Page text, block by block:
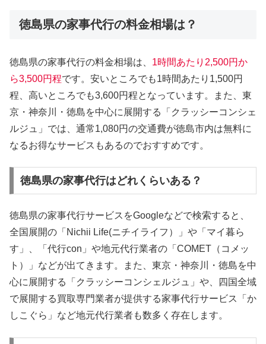
徳島県の家事代行の料金相場は？
徳島県の家事代行の料金相場は、 1時間あたり2,500円か
ら3,500円程です。安いところでも1時間あたり1,500円
程、高いところでも3,600円程となっています。また、東
京・神奈川・徳島を中心に展開する「クラッシーコンシェ
ルジュ」では、通常1,080円の交通費が徳島市内は無料に
なるお得なサービスもあるのでおすすめです。
徳島県の家事代行はどれくらいある？
徳島県の家事代行サービスをGoogleなどで検索すると、
全国展開の「Nichii Life(ニチイライフ）」や「マイ暮ら
す」、「代行con」や地元代行業者の「COMET（コメッ
ト）」などが出てきます。また、東京・神奈川・徳島を中
心に展開する「クラッシーコンシェルジュ」や、四国全域
で展開する買取専門業者が提供する家事代行サービス「か
しこぐら」など地元代行業者も数多く存在します。